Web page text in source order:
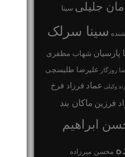
جلیلی سینا
سینا سرلک
پارسیان شهاب مظفری
روزگار علیرضا طلیسچی
وکیلی عماد فرزاد فرخ
فرزین ماکان بند
ابراهیم
محسن میرزاده